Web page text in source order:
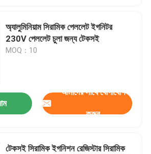
অ্যালুমিনিয়াম সিরামিক পেললেট ইগনিটর
230V পেললেট চুলা জন্য টেকসই
MOQ：10
আমাদের সাথে যোগাযোগ
করুন
টেকসই সিরামিক ইগনিশন রেজিস্টার সিরামিক